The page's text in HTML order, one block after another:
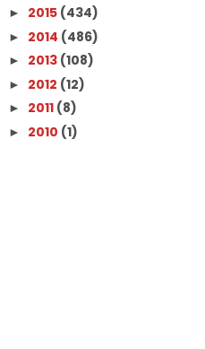
► 2015 (434)
► 2014 (486)
► 2013 (108)
► 2012 (12)
► 2011 (8)
► 2010 (1)